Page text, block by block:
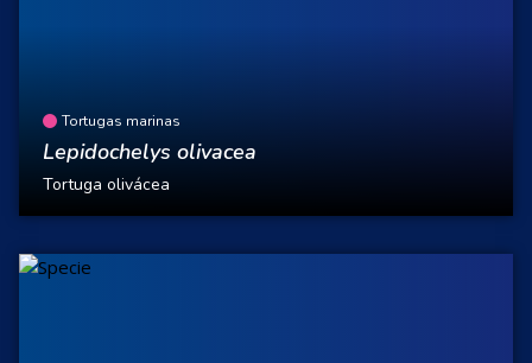
Tortugas marinas
Lepidochelys olivacea
Tortuga olivácea